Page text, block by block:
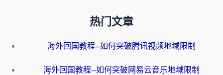
热门文章
海外回国教程--如何突破腾讯视频地域限制
海外回国教程--如何突破网易云音乐地域限制